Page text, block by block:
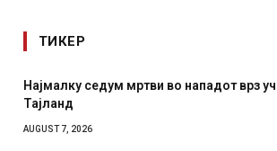
ТИКЕР
мртви во нападот врз училиште во